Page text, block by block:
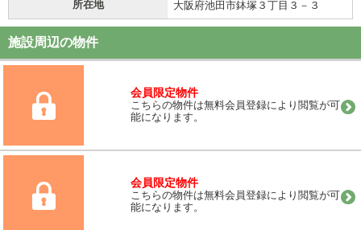
所在地 大阪府池田市鉢塚３丁目３－３
施設周辺の物件
会員限定物件
こちらの物件は無料会員登録により閲覧が可
能になります。
会員限定物件
こちらの物件は無料会員登録により閲覧が可
能になります。